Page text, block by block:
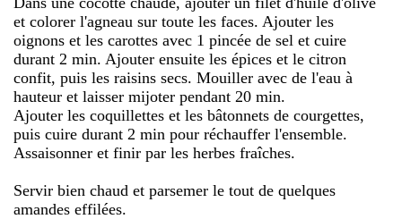
et colorer l'agneau sur toute les faces. Ajouter les
oignons et les carottes avec 1 pincée de sel et cuire
durant 2 min. Ajouter ensuite les épices et le citron
confit, puis les raisins secs. Mouiller avec de l'eau à
hauteur et laisser mijoter pendant 20 min.
Ajouter les coquillettes et les bâtonnets de courgettes,
puis cuire durant 2 min pour réchauffer l'ensemble.
Assaisonner et finir par les herbes fraîches.
Servir bien chaud et parsemer le tout de quelques
amandes effilées.